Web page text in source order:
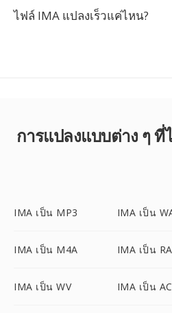
ไฟล์ IMA แปลงเร็วแค่ไหน?
การแปลงแบบต่าง ๆ
IMA เป็น MP3 IMA เป็น
IMA เป็น M4A IMA เป็น RA
IMA เป็น WV IMA เป็น